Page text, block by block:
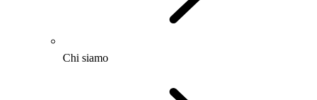
Chi siamo